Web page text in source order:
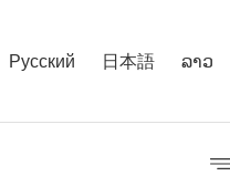
Русский 日本語 ລາວ